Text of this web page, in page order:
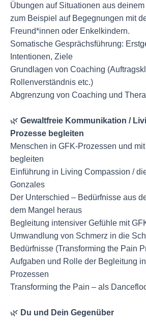
Übungen auf Situationen aus
zum Beispiel auf Begegnungen mit
Freund*innen oder Enkelkindern.
Somatische Gesprächsführung:
Intentionen, Ziele
Grundlagen von Coaching
Rollenverständnis etc.)
Abgrenzung von Coaching und
🌿 Gewaltfreie Kommunikation /
Prozesse begleiten
Menschen in GFK-Prozessen und
begleiten
Einführung in Living Compassion /
Gonzales
Der Unterschied – Bedürfnisse aus
dem Mangel heraus
Begleitung intensiver Gefühle mit
Umwandlung von Schmerz in die
Bedürfnisse (Transforming the Pain
Aufgaben und Rolle der Begleitung
Prozessen
Transforming the Pain – als
🌿 Du und Dein Gegenüber